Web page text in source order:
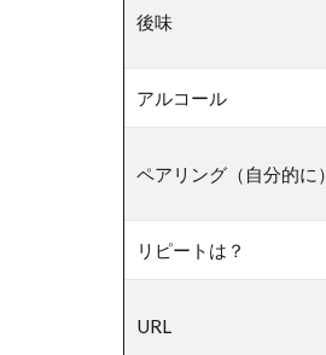
後味
アルコール
ペアリング（自分的に）
リピートは？
URL